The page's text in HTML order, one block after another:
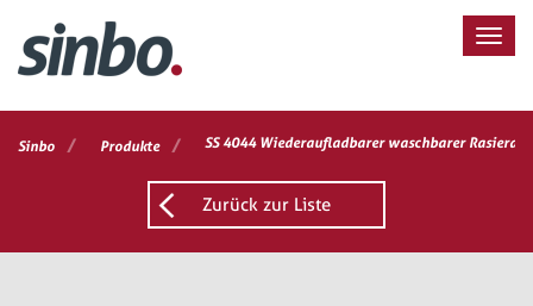
Sinbo / Produkte / SS 4044 Wiederaufladbarer waschbarer
Zurück zur Liste